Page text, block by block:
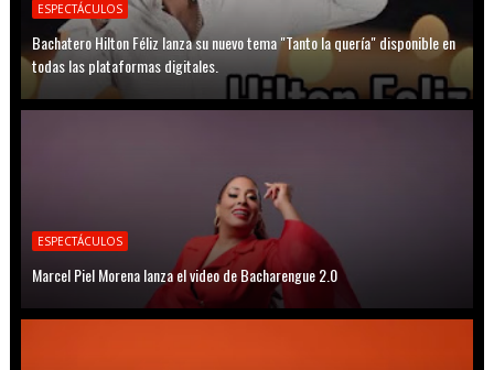
ESPECTÁCULOS
Bachatero Hilton Féliz lanza su nuevo tema "Tanto la quería" disponible en
todas las plataformas digitales.
ESPECTÁCULOS
Marcel Piel Morena lanza el video de Bacharengue 2.0